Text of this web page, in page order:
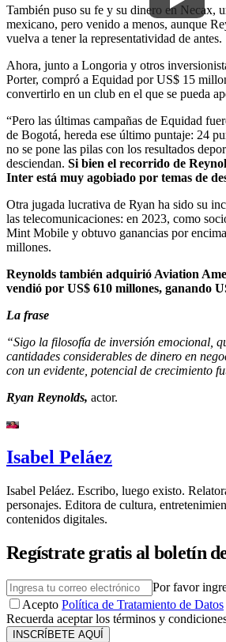
También puso su fe y su dinero en Necax,
mexicano, pero venido a menos, aunque
vuelva a tener la representatividad de antes.
Ahora, junto a Longoria y otros
Porter, compró a Equidad por US$ 15
convertirlo en un club en el que se pueda
“Pero las últimas campañas de Equidad
de Bogotá, hereda ese último puntaje: 24
no se pone las pilas con los resultados
desciendan. Si bien el recorrido de
Inter está muy agobiado por temas de
Otra jugada lucrativa de Ryan ha sido su
las telecomunicaciones: en 2023, como
Mint Mobile y obtuvo ganancias por
millones.
Reynolds también adquirió Aviation
vendió por US$ 610 millones, ganando
La frase
“Sigo la filosofía de inversión emocional,
cantidades considerables de dinero en
con un evidente, potencial de crecimiento
Ryan Reynolds, actor.
Isabel Peláez
Isabel Peláez. Escribo, luego existo.
personajes. Editora de cultura,
contenidos digitales.
Regístrate gratis al boletín
Por favor
Acepto Política de Tratamiento de Datos
Recuerda aceptar los términos y
INSCRÍBETE AQUÍ